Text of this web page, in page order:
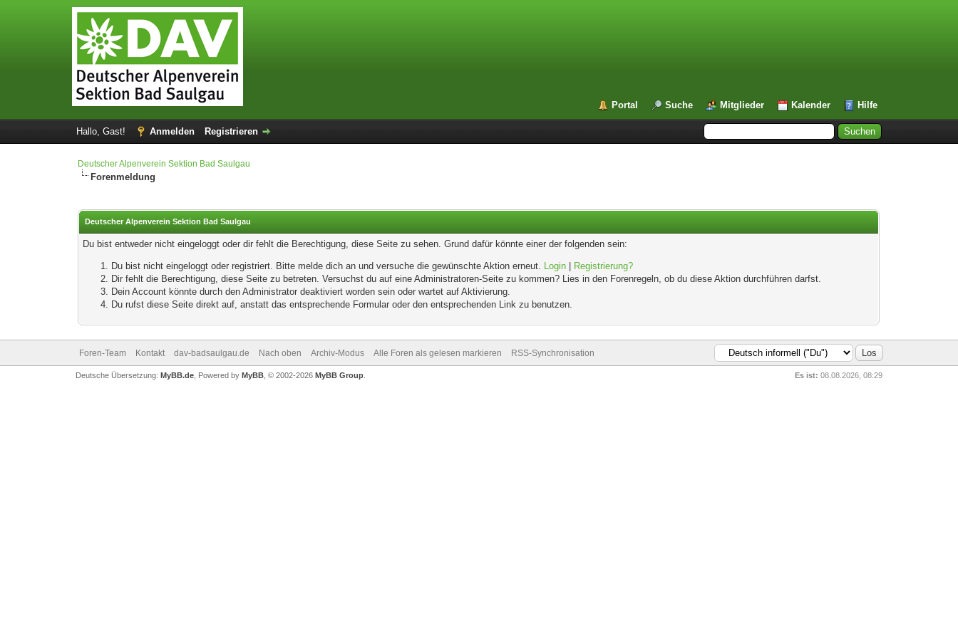
Portal Suche Mitglieder Kalender Hilfe
Hallo, Gast! Anmelden Registrieren
Deutscher Alpenverein Sektion Bad Saulgau
Forenmeldung
Deutscher Alpenverein Sektion Bad Saulgau
Du bist entweder nicht eingeloggt oder dir fehlt die Berechtigung, diese Seite zu sehen. Grund dafür könnte einer der folgenden sein:
Du bist nicht eingeloggt oder registriert. Bitte melde dich an und versuche die gewünschte Aktion erneut. Login
Registrierung?
Dir fehlt die Berechtigung, diese Seite zu betreten. Versuchst du auf eine Administratoren-Seite zu kommen? Lies in den Forenregeln, ob du diese Aktion durchführen darfst.
Dein Account könnte durch den Administrator deaktiviert worden sein oder wartet auf Aktivierung.
Du rufst diese Seite direkt auf, anstatt das entsprechende Formular oder den entsprechenden Link zu benutzen.
Foren-Team Kontakt dav-badsaulgau.de Nach oben Archiv-Modus Alle Foren als gelesen markieren RSS-Synchronisation
Es ist: 08.08.2026, 08:29
Deutsche Übersetzung: MyBB.de, Powered by MyBB, © 2002-2026 MyBB Group.